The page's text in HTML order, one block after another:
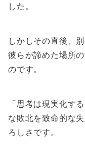
した。
しかしその直後、
彼らが諦めた場所
のです。
「思考は現実化す
な敗北を致命的な
ろしさです。